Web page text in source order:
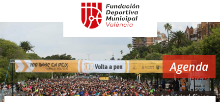
Agenda
Instal·lacions ▼
Comunicació ▼
València en esport ▼
Agenda
Actividad física